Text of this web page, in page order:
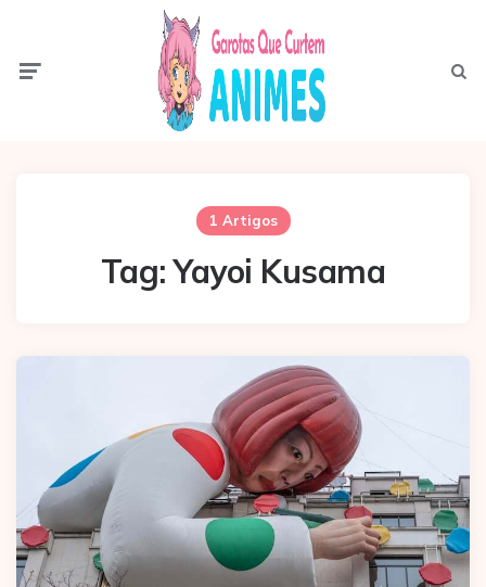
1 Artigos
Tag:Yayoi Kusama